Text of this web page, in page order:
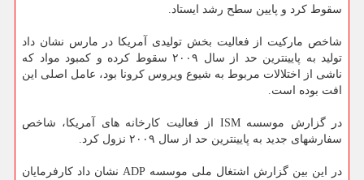
سقوط كرد و پایین سطح رشد ایستاد.
شاخص ماركیت از فعالیت بخش تولیدی آمریكا در مارس نشان داد
تولید به پایینترین حد از سال ۲۰۰۹ سقوط كرده و كمبود مواد كه
ناشی از اختلالات مربوط به شیوع ویروس كرونا بود، عامل اصلی این
افت بوده است.
در گزارش موسسه ISM از فعالیت كارخانه های آمریكا، شاخص
سفارشهای جدید به پایینترین حد از سال ۲۰۰۹ نزول كرد.
در این بین گزارش اشتغال ملی موسسه ADP نشان داد كارفرمایان